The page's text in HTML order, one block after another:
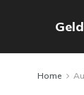
Home